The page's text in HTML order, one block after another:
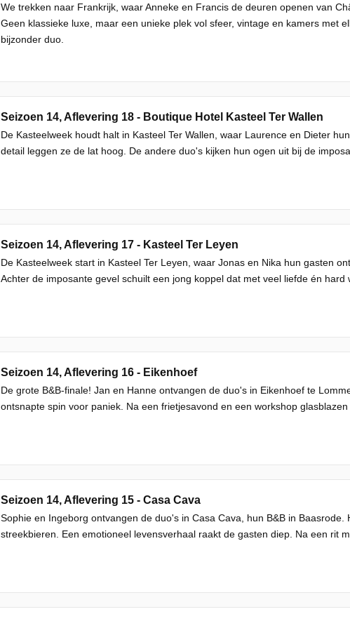
We trekken naar Frankrijk, waar Anneke en Francis de deuren openen van
Geen klassieke luxe, maar een unieke plek vol sfeer, vintage en kamers met
bijzonder duo.
Seizoen 14, Aflevering 18 - Boutique Hotel Kasteel Ter Wallen
De Kasteelweek houdt halt in Kasteel Ter Wallen, waar Laurence en Dieter
detail leggen ze de lat hoog. De andere duo's kijken hun ogen uit bij de
Seizoen 14, Aflevering 17 - Kasteel Ter Leyen
De Kasteelweek start in Kasteel Ter Leyen, waar Jonas en Nika hun gasten
Achter de imposante gevel schuilt een jong koppel dat met veel liefde én hard
Seizoen 14, Aflevering 16 - Eikenhoef
De grote B&B-finale! Jan en Hanne ontvangen de duo's in Eikenhoef te
ontsnapte spin voor paniek. Na een frietjesavond en een workshop
Seizoen 14, Aflevering 15 - Casa Cava
Sophie en Ingeborg ontvangen de duo's in Casa Cava, hun B&B in
streekbieren. Een emotioneel levensverhaal raakt de gasten diep. Na een rit